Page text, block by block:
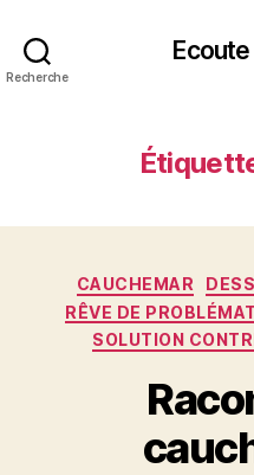
Recherche
Ecoute
CAUCHEMAR
RÊVE DE
SOLUTION